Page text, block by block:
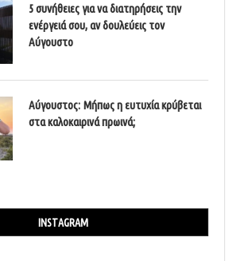
5 συνήθειες για να διατηρήσεις την
ενέργειά σου, αν δουλεύεις τον
Αύγουστο
Αύγουστος: Μήπως η ευτυχία κρύβεται
στα καλοκαιρινά πρωινά;
INSTAGRAM